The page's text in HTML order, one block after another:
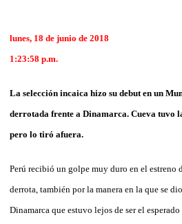
lunes, 18 de junio de 2018
1:23:58 p.m.
La selección incaica hizo su debut en un
derrotada frente a Dinamarca. Cueva tuvo
pero lo tiró afuera.
Perú recibió un golpe muy duro en el
derrota, también por la manera en la que se
Dinamarca que estuvo lejos de ser el